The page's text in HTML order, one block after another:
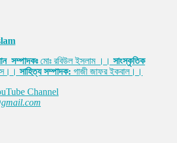
সম্পাদকঃমোঃ রবিউল ইসলাম ।। সাংস্কৃতিক
সাহিত্য সম্পাদক: গাজী জাফর ইকবাল।।
Channel